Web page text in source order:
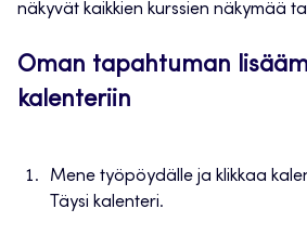
näkyvät kaikkien kurssien näkymää
Oman tapahtuman
kalenteriin
Mene työpöydälle ja klikkaa
Täysi kalenteri.